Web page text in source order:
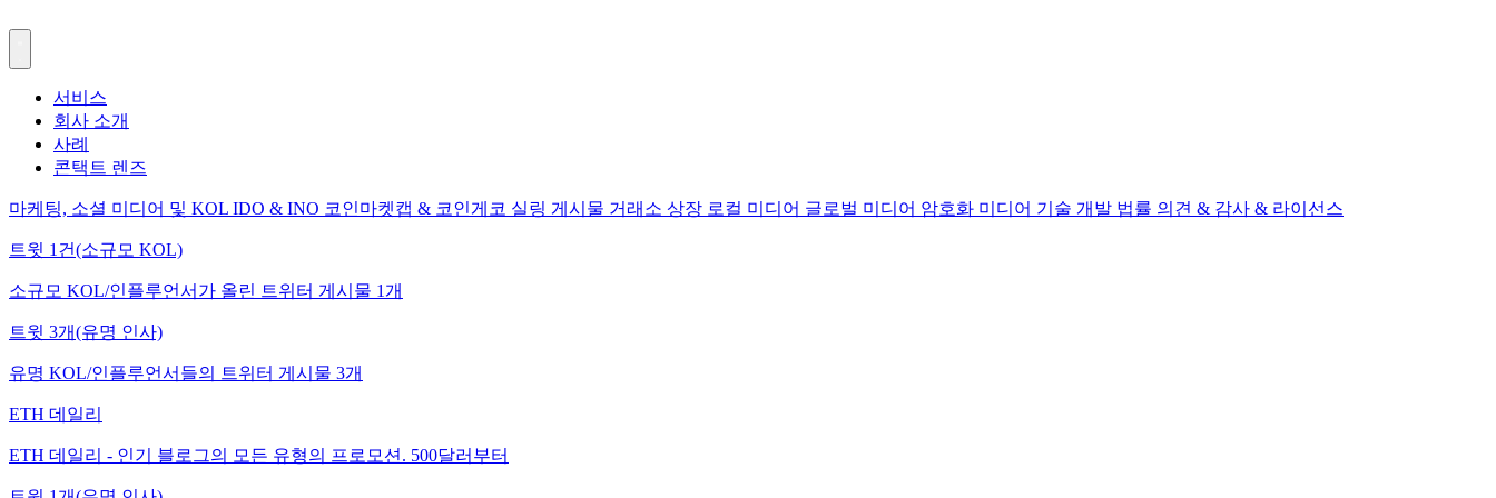
서비스
회사 소개
사례
콘택트 렌즈
마케팅, 소셜 미디어 및 KOL IDO & INO 코인마켓캡 & 코인게코 실링 게시물 거래소 상장 로컬 미디어 글로벌 미디어 암호화 미디어 기술 개발 법률 의견 & 감사 & 라이선스
트윗 1건(소규모 KOL)
소규모 KOL/인플루언서가 올린 트위터 게시물 1개
트윗 3개(유명 인사)
유명 KOL/인플루언서들의 트위터 게시물 3개
ETH 데일리
ETH 데일리 - 인기 블로그의 모든 유형의 프로모션. 500달러부터